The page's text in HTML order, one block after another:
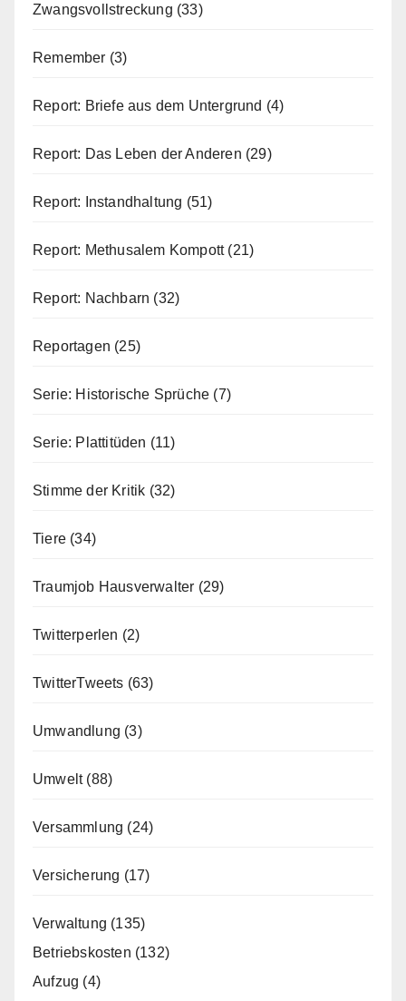
Zwangsvollstreckung (33)
Remember (3)
Report: Briefe aus dem Untergrund (4)
Report: Das Leben der Anderen (29)
Report: Instandhaltung (51)
Report: Methusalem Kompott(21)
Report: Nachbarn (32)
Reportagen (25)
Serie: Historische Sprüche (7)
Serie: Plattitüden (11)
Stimme der Kritik (32)
Tiere (34)
Traumjob Hausverwalter (29)
Twitterperlen (2)
TwitterTweets (63)
Umwandlung (3)
Umwelt(88)
Versammlung (24)
Versicherung (17)
Verwaltung (135)
Betriebskosten (132)
Aufzug (4)